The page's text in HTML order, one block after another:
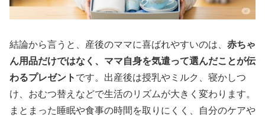
結論から言うと、産後のママに喜ばれやすいのは、 赤ちゃ
ん用品だけではなく、ママ自身を気遣って選んだことが伝
わるプレゼント です。出産後は授乳やミルク、寝かしつ
け、おむつ替えなどで生活のリズムが大きく変わります。
まとまった睡眠や食事の時間を取りにくく、自分のケアや